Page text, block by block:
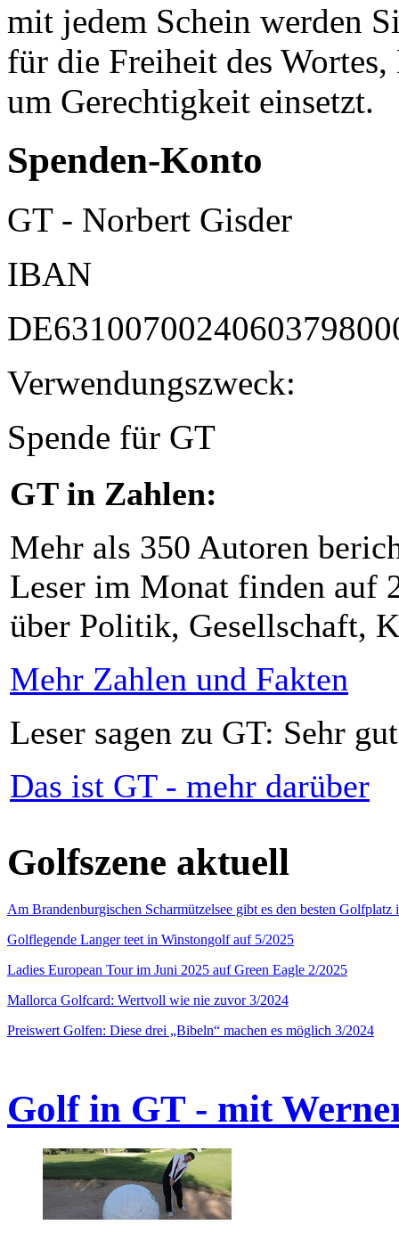
mit jedem Schein werden
für die Freiheit des
um Gerechtigkeit einsetzt.
Spenden-Konto
GT - Norbert Gisder
IBAN
Verwendungszweck:
Spende für GT
GT in Zahlen:
Mehr als 350 Autoren
Leser im Monat finden auf
über Politik, Gesellschaft,
Mehr Zahlen und Fakten
Leser sagen zu GT: Sehr
Das ist GT - mehr darüber
Golfszene aktuell
Am Brandenburgischen Scharmützelsee gibt es den besten
Golflegende Langer teet in Winstongolf auf 5/2025
Ladies European Tour im Juni 2025 auf Green Eagle 2/2025
Mallorca Golfcard: Wertvoll wie nie zuvor 3/2024
Preiswert Golfen: Diese drei „Bibeln“ machen es möglich 3/2024
Golf in GT - mit